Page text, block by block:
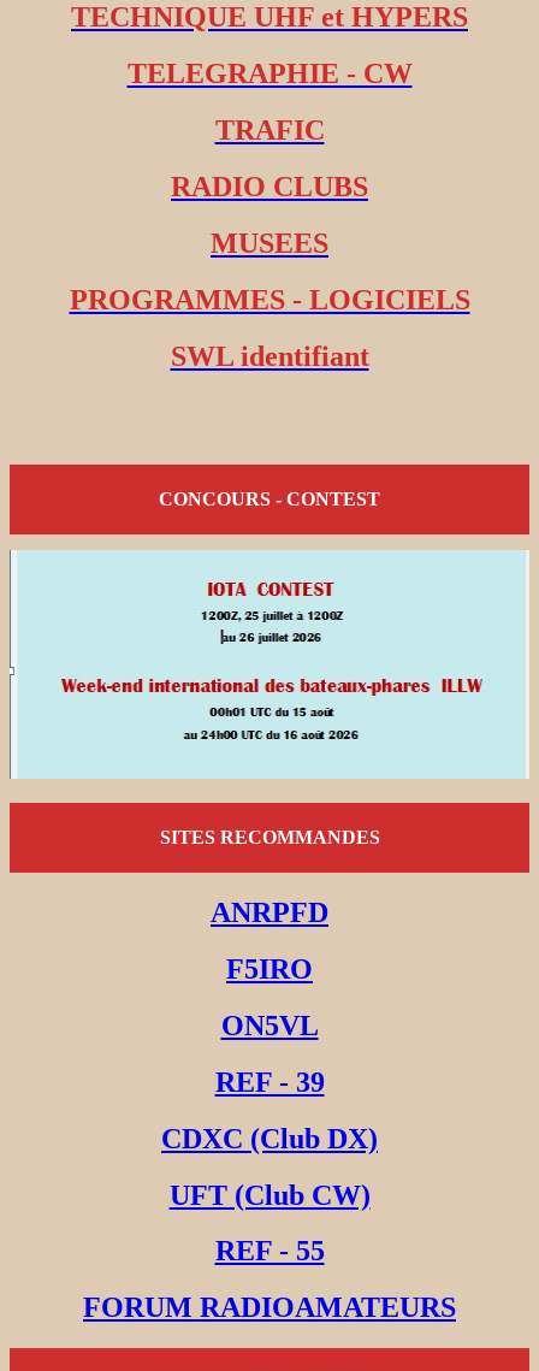
TECHNIQUE UHF et HYPERS
TELEGRAPHIE - CW
TRAFIC
RADIO CLUBS
MUSEES
PROGRAMMES - LOGICIELS
SWL identifiant
CONCOURS - CONTEST
SITES RECOMMANDES
ANRPFD
F5IRO
ON5VL
REF - 39
CDXC (Club DX)
UFT (Club CW)
REF - 55
FORUM RADIOAMATEURS